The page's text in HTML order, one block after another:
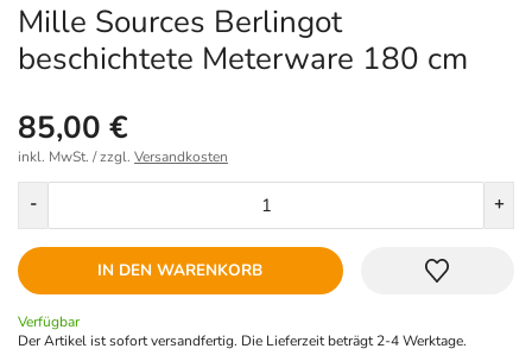
Mille Sources Berlingot
beschichtete Meterware 180 cm
85,00 €
inkl. MwSt. / zzgl. Versandkosten
- +
IN DEN WARENKORB
Verfügbar
Der Artikel ist sofort versandfertig. Die Lieferzeit beträgt 2-4 Werktage.